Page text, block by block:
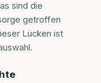
sind die
getroffen
Lücken ist